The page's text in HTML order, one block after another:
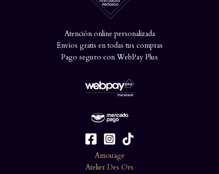
Atención online personalizada
Envíos gratis en todas tus compras
Pago seguro con WebPay Plus
Amouage
Atelier Des Ors